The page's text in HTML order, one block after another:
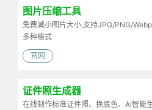
图片压缩工具
免费减小图片大小,支持JPG/PNG/Webp
多种格式
官网
证件照生成器
在线制作标准证件照、换底色、AI智能